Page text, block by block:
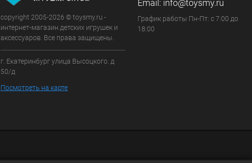
copyright 2005-2026 © toysmy.ru -
интернет-магазин детских игрушек и
аксессуаров. Все права защищены.
г. Екатеринбург улица Высоцкого. д
50/д
Посмотреть на карте
Email: info@toysmy.ru
График работы Пн-Пт: с 7:00 до
18:00